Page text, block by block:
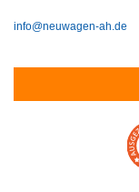
info@neuwagen-ah.de